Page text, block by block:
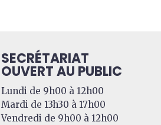
SECRÉTARIAT
OUVERT AU PUBLIC
Lundi de 9h00 à 12h00
Mardi de 13h30 à 17h00
Vendredi de 9h00 à 12h00